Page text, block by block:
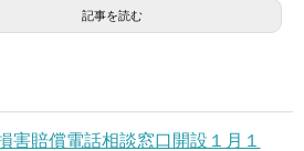
記事を読む
害賠償電話相談窓口開設１月１